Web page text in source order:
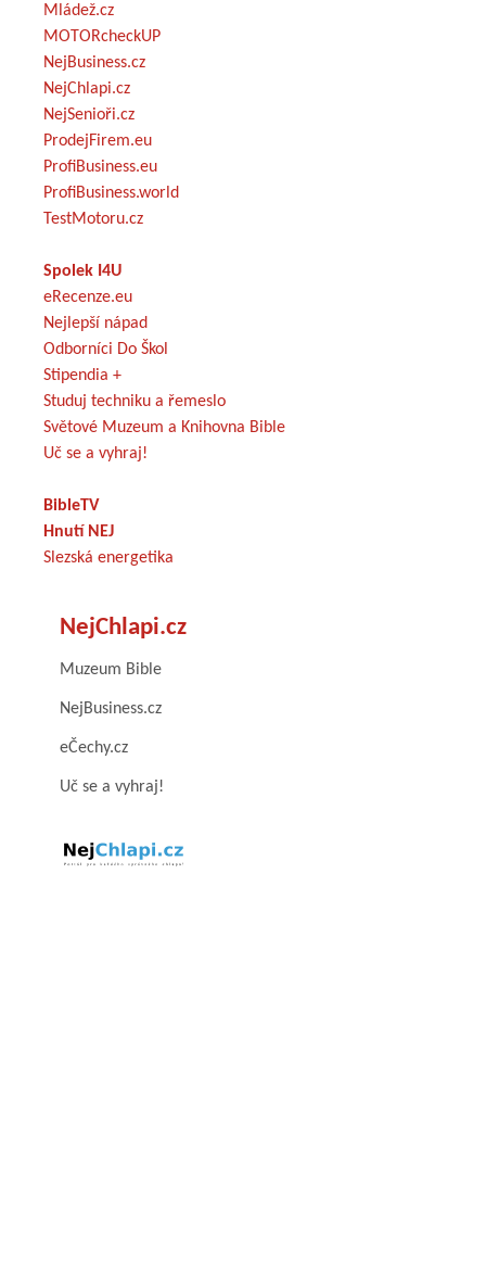
Mládež.cz
MOTORcheckUP
NejBusiness.cz
NejChlapi.cz
NejSenioři.cz
ProdejFirem.eu
ProfiBusiness.eu
ProfiBusiness.world
TestMotoru.cz
Spolek I4U
eRecenze.eu
Nejlepší nápad
Odborníci Do Škol
Stipendia +
Studuj techniku a řemeslo
Světové Muzeum a Knihovna Bible
Uč se a vyhraj!
BibleTV
Hnutí NEJ
Slezská energetika
NejChlapi.cz
Muzeum Bible
NejBusiness.cz
eČechy.cz
Uč se a vyhraj!